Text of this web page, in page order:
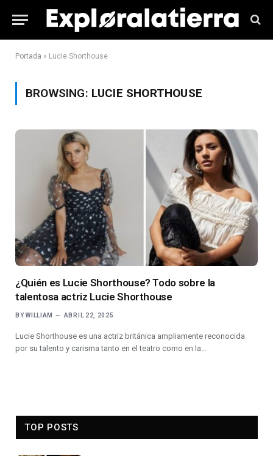
Portada » Lucie Shorthouse
BROWSING: LUCIE SHORTHOUSE
¿Quién es Lucie Shorthouse? Todo sobre la
talentosa actriz Lucie Shorthouse
BY WILLIAM ABRIL 22, 2025
Lucie Shorthouse es una actriz británica ampliamente reconocida
por su talento y carisma tanto en el teatro como en la…
TOP POSTS